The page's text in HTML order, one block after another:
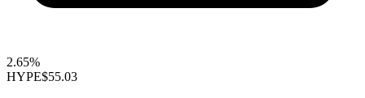
2.65%
HYPE$55.03